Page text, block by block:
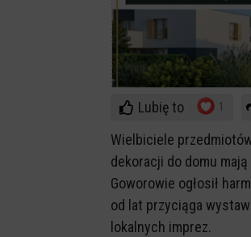
Lubię to 1
Wielbiciele
dekoracji do domu
Goworowie ogłosił
od lat przyciąga
lokalnych imprez.